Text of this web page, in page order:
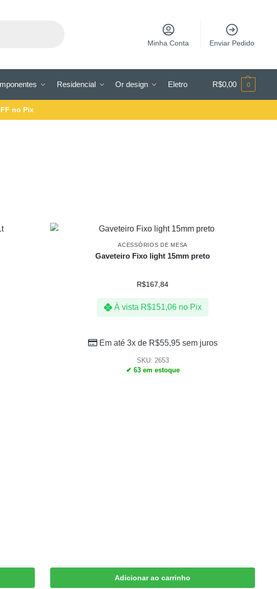
Minha Conta Enviar Pedido
Residencial Or design Eletro R$0,00 0
no Pix
ACESSÓRIOS DE MESA
Gaveteiro Fixo light 15mm preto
R$167,84
À vista R$151,06 no Pix
Em até 3x de R$55,95sem juros
SKU: 2653
✔ 63 em estoque
Adicionar ao carrinho